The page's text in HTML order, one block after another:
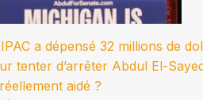
a dépensé 32 millions de
tenter d’arrêter Abdul El-
aidé ?